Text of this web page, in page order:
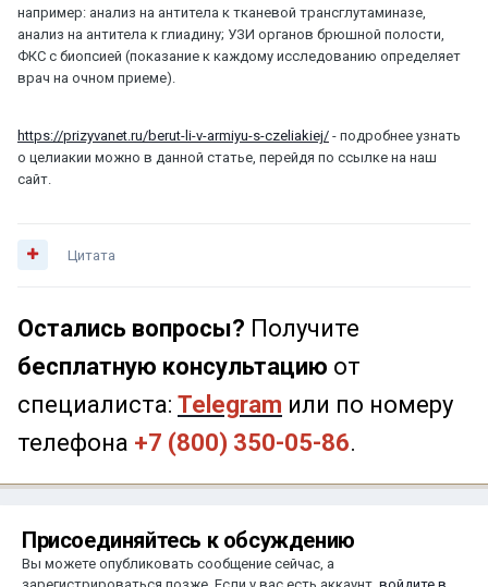
например: анализ на антитела к тканевой трансглутаминазе,
анализ на антитела к глиадину; УЗИ органов брюшной полости,
ФКС с биопсией (показание к каждому исследованию определяет
врач на очном приеме).
https://prizyvanet.ru/berut-li-v-armiyu-s-czeliakiej/ - подробнее узнать
о целиакии можно в данной статье, перейдя по ссылке на наш
сайт.
Цитата
Остались вопросы? Получите
бесплатную консультацию от
специалиста: Telegram или по номеру
телефона +7 (800) 350-05-86.
Присоединяйтесь к обсуждению
Вы можете опубликовать сообщение сейчас, а